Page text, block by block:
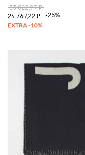
33 022,97 ₽
24 767,22 ₽
-25%